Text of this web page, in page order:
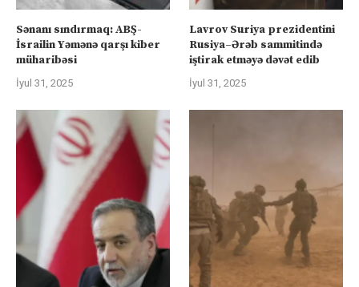
Sənanı sındırmaq: ABŞ-
İsrailin Yəmənə qarşı kiber
müharibəsi
İyul 31, 2025
Lavrov Suriya prezidentini
Rusiya–Ərəb sammitində
iştirak etməyə dəvət edib
İyul 31, 2025